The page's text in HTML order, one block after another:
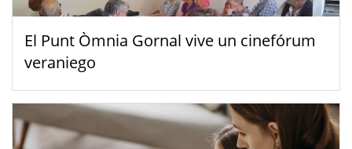
El Punt Òmnia Gornal vive un cinefórum
veraniego